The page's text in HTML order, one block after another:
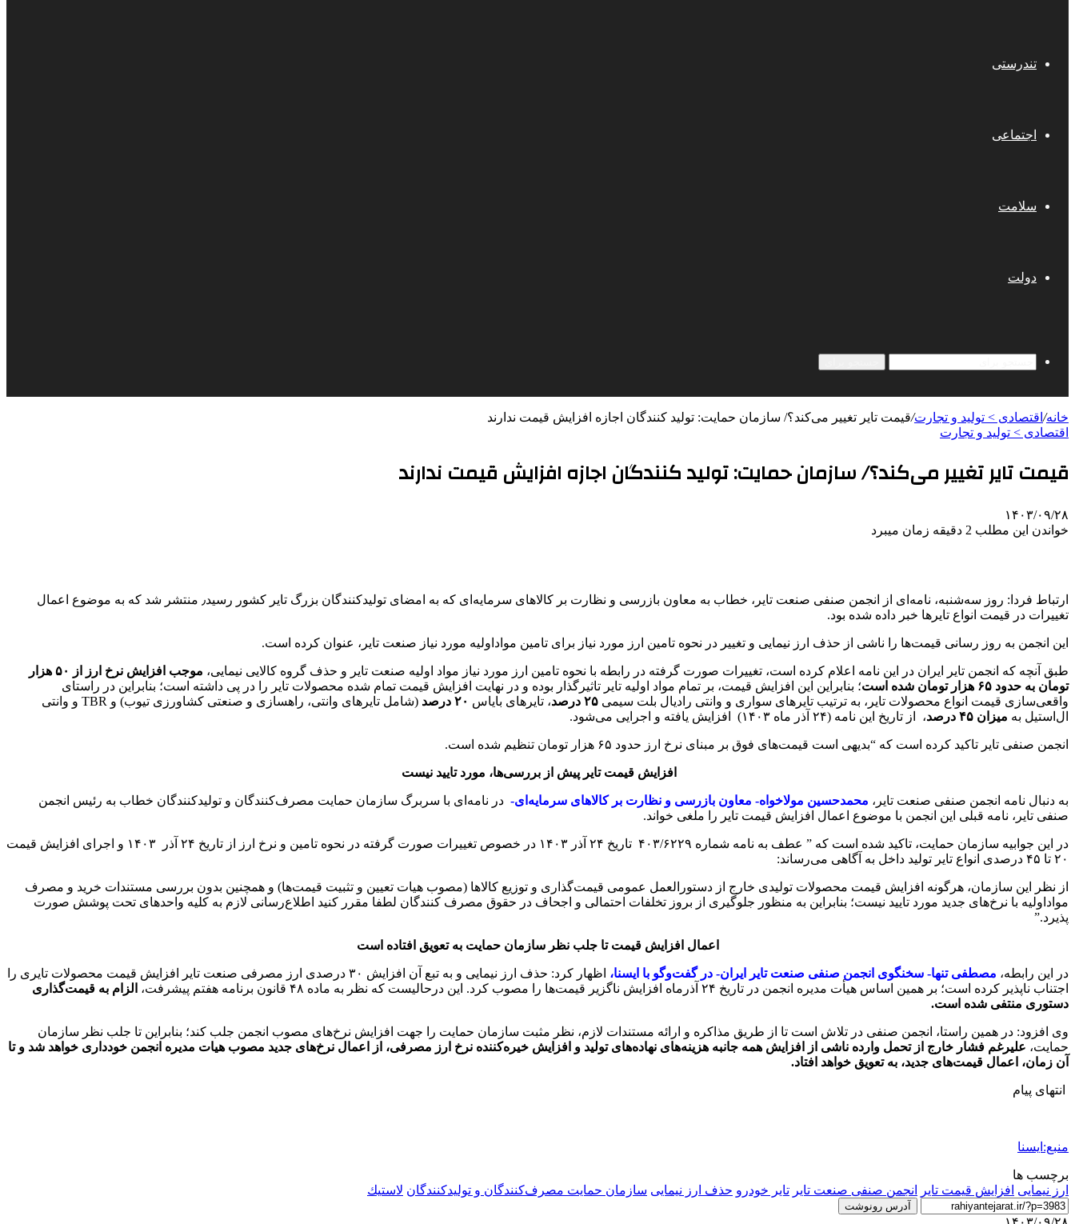
تندرستی
اجتماعی
سلامت
دولت
خانه/ اقتصادی > تولید و تجارت/قیمت تایر تغییر می‌کند؟/ سازمان حمایت: تولید کنندگان اجازه افزایش قیمت ندارند
اقتصادی > تولید و تجارت
قیمت تایر تغییر می‌کند؟/ سازمان حمایت: تولید کنندگان اجازه افزایش قیمت ندارند
۱۴۰۳/۰۹/۲۸
خواندن این مطلب 2 دقیقه زمان میبرد
ارتباط فردا: روز سه‌شنبه، نامه‌ای از انجمن صنفی صنعت تایر، خطاب به معاون بازرسی و نظارت بر کالاهای سرمایه‌ای که به امضای تولیدکنندگان بزرگ تایر کشور رسید٫ منتشر شد که به موضوع اعمال
تغییرات در قیمت انواع تایرها خبر داده شده بود.
این انجمن به روز رسانی قیمت‌ها را ناشی از حذف ارز نیمایی و تغییر در نحوه تامین ارز مورد نیاز برای تامین مواداولیه مورد نیاز صنعت تایر، عنوان کرده است.
طبق آنچه که انجمن تایر ایران در این نامه اعلام کرده است، تغییرات صورت گرفته در رابطه با نحوه تامین ارز مورد نیاز مواد اولیه صنعت تایر و حذف گروه کالایی نیمایی،
موجب افزایش نرخ ارز از ۵۰ هزار
تومان به حدود ۶۵ هزار تومان شده است
؛ بنابراین این افزایش قیمت، بر تمام مواد اولیه تایر تاثیرگذار بوده و در نهایت افزایش قیمت تمام شده محصولات تایر را در پی داشته است؛ بنابراین در راستای
واقعی‌سازی قیمت انواع محصولات تایر، به ترتیب تایرهای سواری و وانتی رادیال بلت سیمی ۲۵ درصد ، تایرهای بایاس
(شامل تایرهای وانتی، راهسازی و صنعتی کشاورزی تیوب) و TBR و وانتی
ال‌استیل به میزان ۴۵ درصد ، از تاریخ این نامه (٢۴ آذر ماه ١۴٠٣) افزایش یافته و اجرایی می‌شود.
انجمن صنفی تایر تاکید کرده است که “بدیهی است قیمت‌های فوق بر مبنای نرخ ارز حدود ۶۵ هزار تومان تنظیم شده است.
افزایش قیمت‌ تایر پیش از بررسی‌ها، مورد تایید نیست
به دنبال نامه انجمن صنفی صنعت تایر، محمدحسین مولاخواه- معاون بازرسی و نظارت بر کالاهای سرمایه‌ای- در نامه‌ای با سربرگ سازمان حمایت مصرف‌کنندگان و تولیدکنندگان خطاب به رئیس انجمن
صنفی تایر، نامه قبلی این انجمن با موضوع اعمال افزایش قیمت تایر را ملغی خواند.
در این جوابیه سازمان حمایت، تاکید شده است که ” عطف به نامه شماره ۴۰۳/۶۲۲۹ تاریخ ۲۴ آذر ۱۴۰۳ در خصوص تغییرات صورت گرفته در نحوه تامین و نرخ ارز از تاریخ ۲۴ آذر ۱۴۰۳ و اجرای افزایش قیمت
۲۰ تا ۴۵ درصدی انواع تایر تولید داخل به آگاهی می‌رساند:
از نظر این سازمان، هرگونه افزایش قیمت محصولات تولیدی خارج از دستورالعمل عمومی قیمت‌گذاری و توزیع کالاها (مصوب هیات تعیین و تثبیت قیمت‌ها) و همچنین بدون بررسی مستندات خرید و مصرف
مواداولیه با نرخ‌های جدید مورد تایید نیست؛ بنابراین به منظور جلوگیری از بروز تخلفات احتمالی و اجحاف در حقوق مصرف کنندگان لطفا مقرر کنید اطلاع‌رسانی لازم به کلیه واحدهای تحت پوشش صورت
پذیرد.”
اعمال افزایش قیمت تا جلب نظر سازمان حمایت به تعویق افتاده است
در این رابطه، مصطفی تنها- سخنگوی انجمن صنفی صنعت تایر ایران- در گفت‌وگو با ایسنا،
اظهار کرد: حذف ارز نیمایی و به تبع آن افزایش ٣٠ درصدی ارز مصرفی صنعت تایر افزایش قیمت محصولات تایری را
اجتناب ناپذیر کرده است؛ بر همین اساس هیأت مدیره انجمن در تاریخ ۲۴ آذرماه افزایش ناگزیر قیمت‌ها را مصوب کرد. این درحالیست که نظر به ماده ۴۸ قانون برنامه هفتم پیشرفت،
الزام به قیمت‌گذاری
دستوری منتفی شده است.
وی افزود: در همین راستا، انجمن صنفی در تلاش است تا از طریق مذاکره و ارائه مستندات لازم، نظر مثبت سازمان حمایت را جهت افزایش نرخ‌های مصوب انجمن جلب کند؛ بنابراین تا جلب نظر سازمان
حمایت، علیرغم فشار خارج از تحمل وارده ناشی از افزایش همه جانبه هزینه‌های نهاده‌های تولید و افزایش خیره‌کننده نرخ ارز مصرفی، از اعمال نرخ‌های جدید مصوب هیات مدیره انجمن خودداری خواهد شد و تا
آن زمان، اعمال قیمت‌های جدید، به تعویق خواهد افتاد.
انتهای پیام
منبع:ایسنا
برچسب ها
ارز نیمایی افزایش قیمت تایر انجمن صنفی صنعت تایر تایر خودرو حذف ارز نیمایی سازمان حمایت مصرف‌کنندگان و تولیدکنندگان لاستيك
آدرس رونوشت